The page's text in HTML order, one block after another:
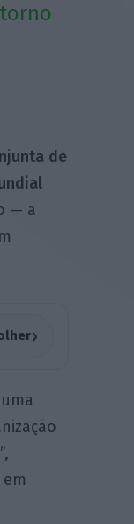
de
— a
›